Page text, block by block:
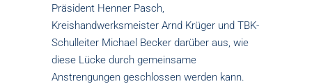
Präsident Henner Pasch,
Kreishandwerksmeister Arnd Krüger und TBK-
Schulleiter Michael Becker darüber aus, wie
diese Lücke durch gemeinsame
Anstrengungen geschlossen werden kann.